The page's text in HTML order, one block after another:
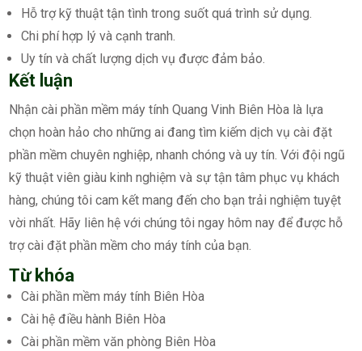
Hỗ trợ kỹ thuật tận tình trong suốt quá trình sử dụng.
Chi phí hợp lý và cạnh tranh.
Uy tín và chất lượng dịch vụ được đảm bảo.
Kết luận
Nhận cài phần mềm máy tính Quang Vinh Biên Hòa là lựa
chọn hoàn hảo cho những ai đang tìm kiếm dịch vụ cài đặt
phần mềm chuyên nghiệp, nhanh chóng và uy tín. Với đội ngũ
kỹ thuật viên giàu kinh nghiệm và sự tận tâm phục vụ khách
hàng, chúng tôi cam kết mang đến cho bạn trải nghiệm tuyệt
vời nhất. Hãy liên hệ với chúng tôi ngay hôm nay để được hỗ
trợ cài đặt phần mềm cho máy tính của bạn.
Từ khóa
Cài phần mềm máy tính Biên Hòa
Cài hệ điều hành Biên Hòa
Cài phần mềm văn phòng Biên Hòa